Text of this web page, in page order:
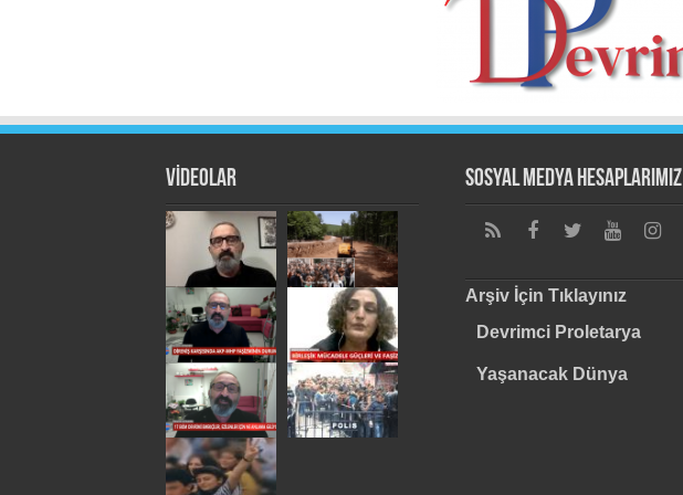
VİDEOLAR Sosyal Medya Hesaplarımız
Arşiv İçin Tıklayınız
Devrimci Proletarya
Yaşanacak Dünya